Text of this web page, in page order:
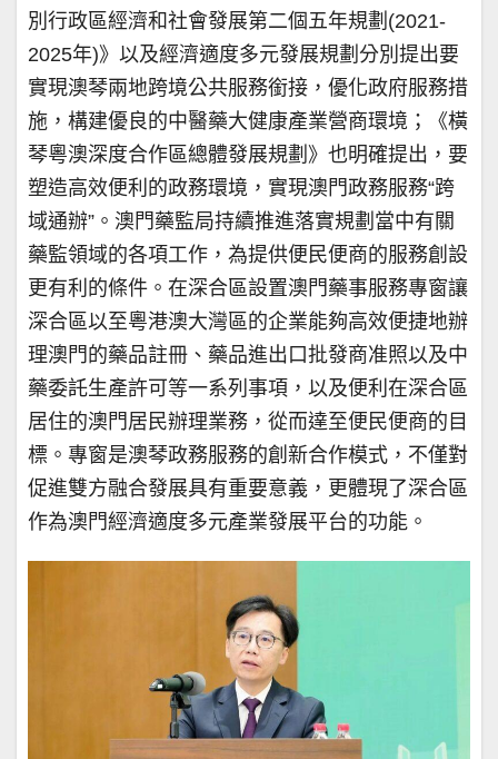
別行政區經濟和社會發展第二個五年規劃(2021-
2025年)》以及經濟適度多元發展規劃分別提出要
實現澳琴兩地跨境公共服務銜接，優化政府服務措
施，構建優良的中醫藥大健康產業營商環境；《橫
琴粵澳深度合作區總體發展規劃》也明確提出，要
塑造高效便利的政務環境，實現澳門政務服務“跨
域通辦”。澳門藥監局持續推進落實規劃當中有關
藥監領域的各項工作，為提供便民便商的服務創設
更有利的條件。在深合區設置澳門藥事服務專窗讓
深合區以至粵港澳大灣區的企業能夠高效便捷地辦
理澳門的藥品註冊、藥品進出口批發商准照以及中
藥委託生產許可等一系列事項，以及便利在深合區
居住的澳門居民辦理業務，從而達至便民便商的目
標。專窗是澳琴政務服務的創新合作模式，不僅對
促進雙方融合發展具有重要意義，更體現了深合區
作為澳門經濟適度多元產業發展平台的功能。